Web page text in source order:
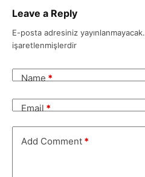
Leave a Reply
E-posta adresiniz yayınlanmayacak.
işaretlenmişlerdir
Name*
Email*
Add Comment *